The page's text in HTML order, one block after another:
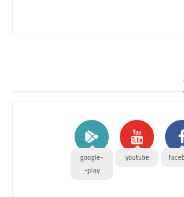
youtube
google-
play-